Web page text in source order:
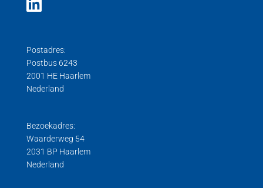
Postadres:
Postbus 6243
2001 HE Haarlem
Nederland
Bezoekadres:
Waarderweg 54
2031 BP Haarlem
Nederland